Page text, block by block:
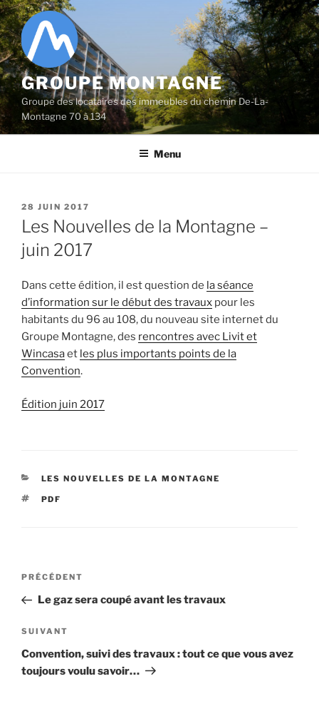
Aller
au
contenu
principal
GROUPE MONTAGNE
Groupe des locataires des immeubles du chemin De-La-
Montagne 70 à 134
Menu
PUBLIÉ
LE
28 JUIN 2017
Les Nouvelles de la Montagne –
juin 2017
Dans cette édition, il est question de la séance
d’information sur le début des travaux pour les
habitants du 96 au 108, du nouveau site internet du
Groupe Montagne, des rencontres avec Livit et
Wincasaet les plus importants points de la
Convention.
Édition juin 2017
CATÉGORIES
LES NOUVELLES DE LA MONTAGNE
ÉTIQUETTES
PDF
Navigation
l’article
Article
précédent
PRÉCÉDENT
Le gaz sera coupé avant les travaux
Article
suivant
SUIVANT
Convention, suivi des travaux : tout ce que vous avez
toujours voulu savoir…